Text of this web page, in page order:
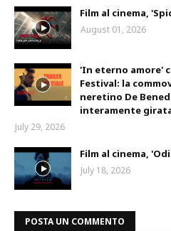
Film al cinema,
August 01, 2026
'In eterno amore'
Festival: la
neretino De
interamente
July 29, 2026
Film al cinema,
July 18, 2026
POSTA UN COMMENTO